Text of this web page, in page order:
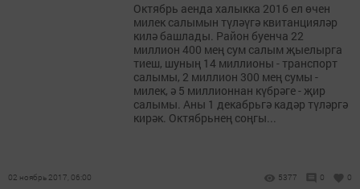
Октябрь аенда халыкка 2016 ел өчен
милек салымын түләүгә квитанцияләр
килә башлады. Район буенча 22
миллион 400 мең сум салым җыелырга
тиеш, шуның 14 миллионы - транспорт
салымы, 2 миллион 300 мең сумы -
милек, ә 5 миллионнан күбрәге - җир
салымы. Аны 1 декабрьгә кадәр түләргә
кирәк. Октябрьнең соңгы...
02 ноябрь 2017, 06:00 5377 0 0